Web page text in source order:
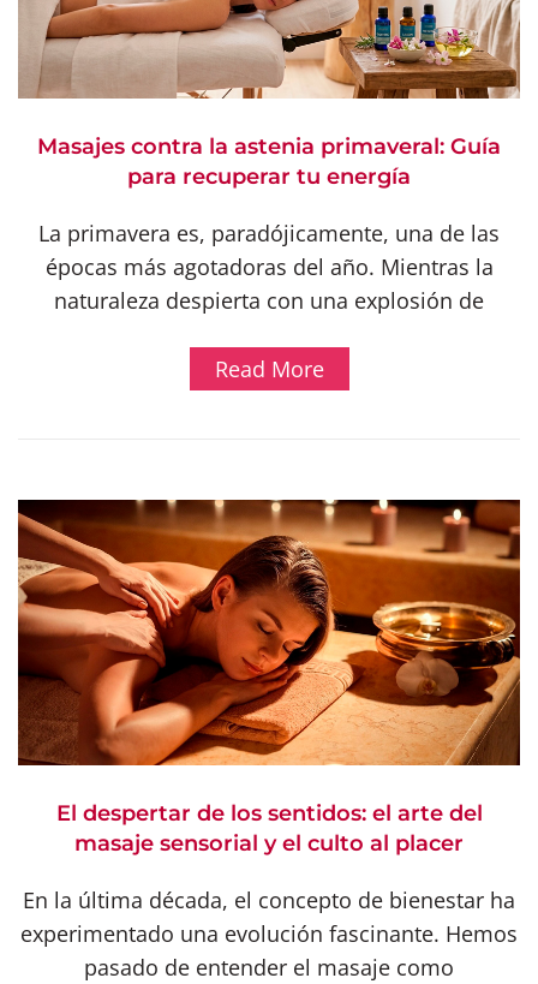
Masajes contra la astenia primaveral: Guía
para recuperar tu energía
La primavera es, paradójicamente, una de las
épocas más agotadoras del año. Mientras la
naturaleza despierta con una explosión de
Read More
El despertar de los sentidos: el arte del
masaje sensorial y el culto al placer
En la última década, el concepto de bienestar ha
experimentado una evolución fascinante. Hemos
pasado de entender el masaje como